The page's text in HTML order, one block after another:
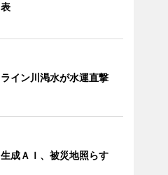
表
ライン川渇水が水運直撃
生成ＡＩ、被災地照らす